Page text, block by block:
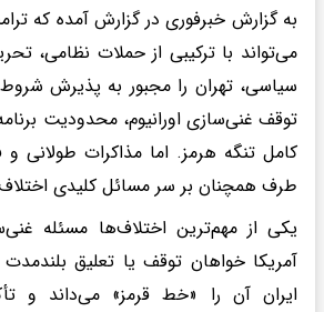
به گزارش خبرفوری در گزارش آمده که
می‌تواند با ترکیبی از حملات نظامی،
سیاسی، تهران را مجبور به پذیرش شروط
توقف غنی‌سازی اورانیوم، محدودیت
کامل تنگه هرمز. اما مذاکرات طولانی
طرف همچنان بر سر مسائل کلیدی اختلاف
یکی از مهم‌ترین اختلاف‌ها مسئله
آمریکا خواهان توقف یا تعلیق
ایران آن را «خط قرمز» می‌داند و